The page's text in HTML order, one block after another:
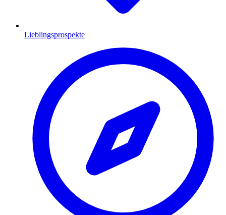
Lieblingsprospekte